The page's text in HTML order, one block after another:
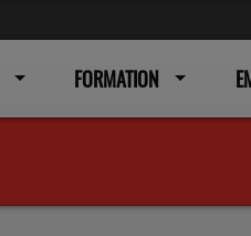
FORMATION